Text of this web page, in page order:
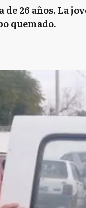
26 años. La
quemado.